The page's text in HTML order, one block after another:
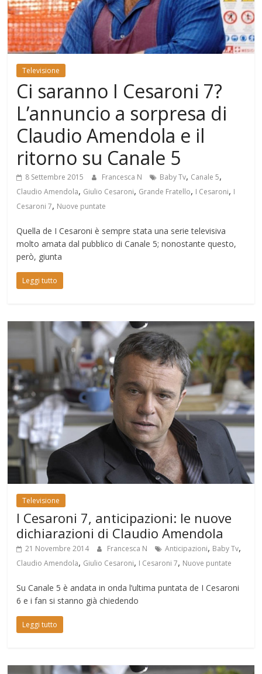
Mondo
Televisione
Ci saranno I Cesaroni 7?
L’annuncio a sorpresa di
Claudio Amendola e il
ritorno su Canale 5
8 Settembre 2015 Francesca N Baby Tv, Canale 5,
Claudio Amendola, Giulio Cesaroni, Grande Fratello, I Cesaroni, I
Cesaroni 7, Nuove puntate
Quella de I Cesaroni è sempre stata una serie televisiva
molto amata dal pubblico di Canale 5; nonostante questo,
però, giunta
Leggi tutto
Televisione
I Cesaroni 7, anticipazioni: le nuove
dichiarazioni di Claudio Amendola
21 Novembre 2014 Francesca N Anticipazioni, Baby Tv,
Claudio Amendola, Giulio Cesaroni, I Cesaroni 7, Nuove puntate
Su Canale 5 è andata in onda l’ultima puntata de I Cesaroni
6 e i fan si stanno già chiedendo
Leggi tutto